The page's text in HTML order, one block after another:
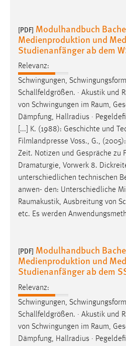
[PDF] Modulhandbuch
Medienproduktion und
Studienanfänger ab dem
Relevanz:
Schwingungen,
Schallfeldgrößen. · Akustik und
von Schwingungen im Raum,
Dämpfung, Hallradius ·
[...] K. (1988): Geschichte und
Filmlandpresse Voss., G.,
Zeit. Notizen und Gespräche zu
Dramaturgie, Vorwerk 8.
unterschiedlichen technischen
anwen- den: Unterschiedliche
Raumakustik, Ausbreitung von
etc. Es werden
[PDF] Modulhandbuch
Medienproduktion und
Studienanfänger ab dem
Relevanz:
Schwingungen,
Schallfeldgrößen. · Akustik und
von Schwingungen im Raum,
Dämpfung, Hallradius ·